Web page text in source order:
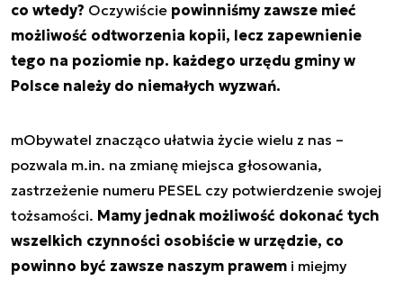
co wtedy? Oczywiście powinniśmy zawsze mieć
możliwość odtworzenia kopii, lecz zapewnienie
tego na poziomie np. każdego urzędu gminy w
Polsce należy do niemałych wyzwań.
mObywatel znacząco ułatwia życie wielu z nas –
pozwala m.in. na zmianę miejsca głosowania,
zastrzeżenie numeru PESEL czy potwierdzenie swojej
tożsamości. Mamy jednak możliwość dokonać tych
wszelkich czynności osobiście w urzędzie, co
powinno być zawsze naszym prawem i miejmy